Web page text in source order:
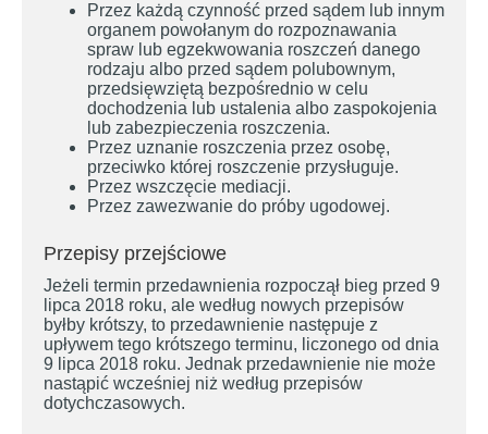
Przez każdą czynność przed sądem lub innym
organem powołanym do rozpoznawania
spraw lub egzekwowania roszczeń danego
rodzaju albo przed sądem polubownym,
przedsięwziętą bezpośrednio w celu
dochodzenia lub ustalenia albo zaspokojenia
lub zabezpieczenia roszczenia.
Przez uznanie roszczenia przez osobę,
przeciwko której roszczenie przysługuje.
Przez wszczęcie mediacji.
Przez zawezwanie do próby ugodowej.
Przepisy przejściowe
Jeżeli termin przedawnienia rozpoczął bieg przed 9
lipca 2018 roku, ale według nowych przepisów
byłby krótszy, to przedawnienie następuje z
upływem tego krótszego terminu, liczonego od dnia
9 lipca 2018 roku. Jednak przedawnienie nie może
nastąpić wcześniej niż według przepisów
dotychczasowych.